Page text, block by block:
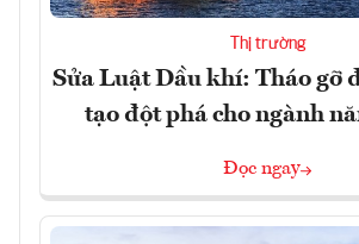
Thị trường
Sửa Luật Dầu khí: Tháo gỡ
tạo đột phá cho ngành
Đọc ngay